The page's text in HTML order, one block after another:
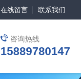
在线留言 联系我们
咨询热线
15889780147